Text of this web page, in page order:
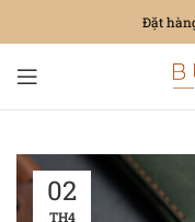
Đặt
02
TH4